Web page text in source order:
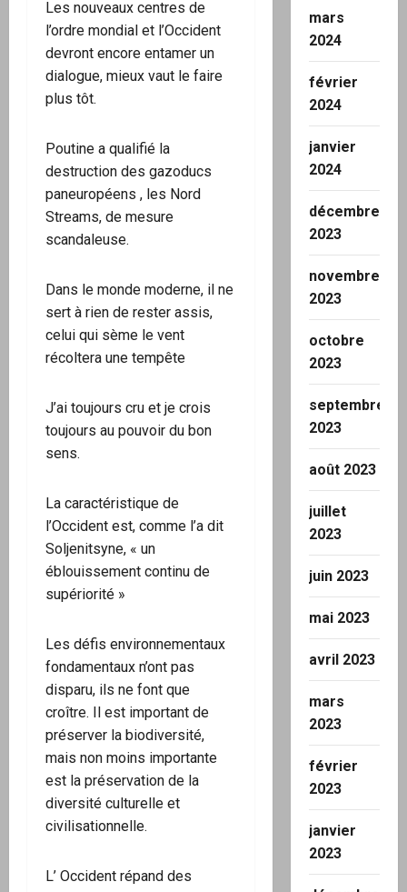
Les nouveaux centres de
l’ordre mondial et l’Occident
devront encore entamer un
dialogue, mieux vaut le faire
plus tôt.
Poutine a qualifié la
destruction des gazoducs
paneuropéens , les Nord
Streams, de mesure
scandaleuse.
Dans le monde moderne, il ne
sert à rien de rester assis,
celui qui sème le vent
récoltera une tempête
J’ai toujours cru et je crois
toujours au pouvoir du bon
sens.
La caractéristique de
l’Occident est, comme l’a dit
Soljenitsyne, « un
éblouissement continu de
supériorité »
Les défis environnementaux
fondamentaux n’ont pas
disparu, ils ne font que
croître. Il est important de
préserver la biodiversité,
mais non moins importante
est la préservation de la
diversité culturelle et
civilisationnelle.
L’ Occident répand des
mars
2024
février
2024
janvier
2024
décembre
2023
novembre
2023
octobre
2023
septembre
2023
août 2023
juillet
2023
juin 2023
mai 2023
avril 2023
mars
2023
février
2023
janvier
2023